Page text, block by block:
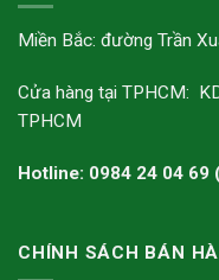
Miền Bắc: đường Trần
Cửa hàng tại TPHCM:
TPHCM
Hotline: 0984 24 04
CHÍNH SÁCH BÁN